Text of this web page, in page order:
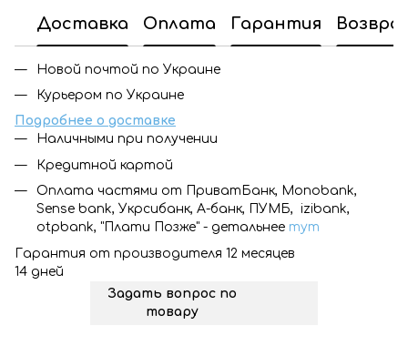
Доставка Оплата Гарантия
Новой почтой по Украине
Курьером по Украине
Подробнее о доставке
Наличными при получении
Кредитной картой
Оплата частями от ПриватБанк, Monobank,
Sense bank, Укрсибанк, А-банк, ПУМБ, izibank,
otpbank, "Плати Позже" - детальнее тут
Гарантия от производителя 12 месяцев
14 дней
Задать вопрос по
товару